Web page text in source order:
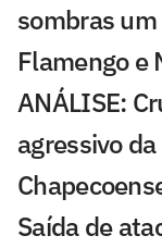
sombras
Flamengo e
ANÁLISE:
agressivo
Saída de